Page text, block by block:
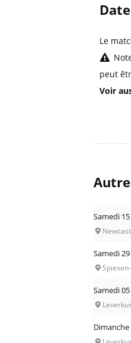
Le
peut
Voir
Samedi
Samedi
Samedi